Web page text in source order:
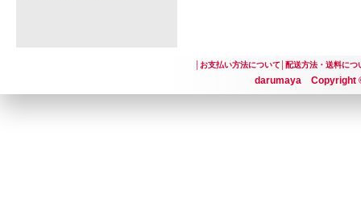
お支払い方法について│ 配送方法・送料につ
darumaya Copyright